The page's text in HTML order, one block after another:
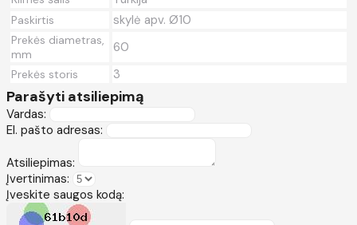
Paskirtis skylė apv. Ø10
Prekės diametras,
mm
60
Prekės storis 3
Parašyti atsiliepimą
Vardas:
El. pašto adresas:
Atsiliepimas:
Įvertinimas:
Įveskite saugos kodą: